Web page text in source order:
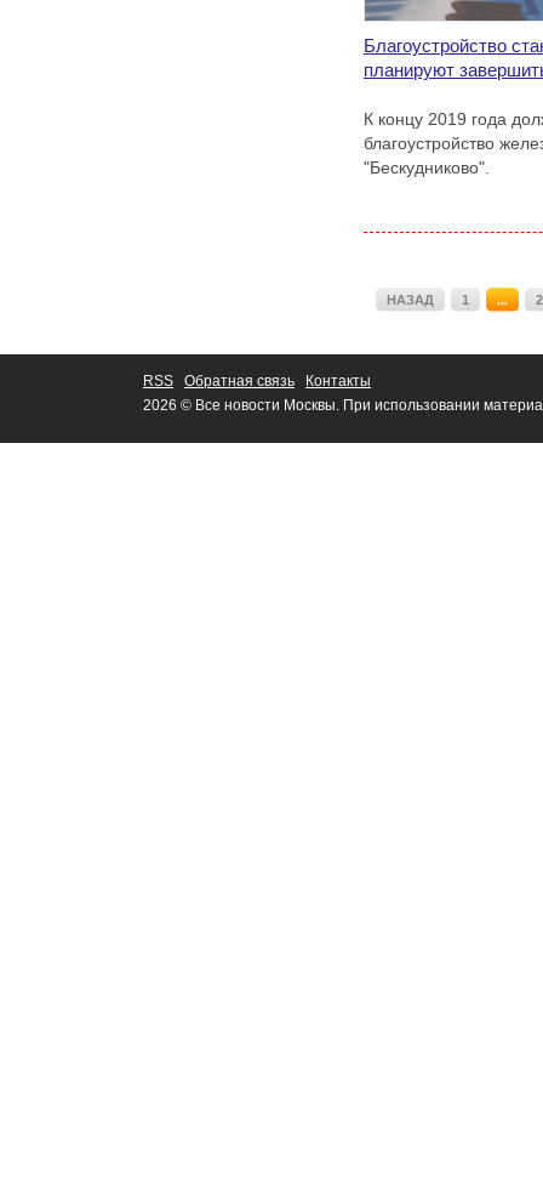
Благоустройство
планируют
К концу 2019 года
благоустройство
"Бескудниково".
НАЗАД 1 ...
RSS Обратная связь
Контакты
2026 © Все новости Москвы. При использовании